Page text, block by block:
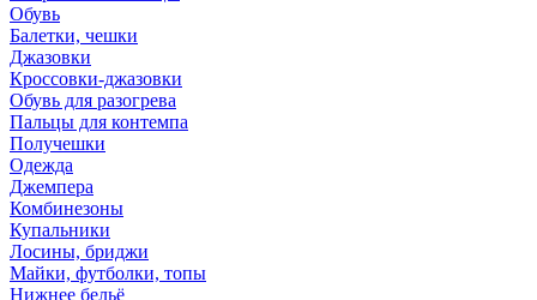
Обувь
Балетки, чешки
Джазовки
Кроссовки-джазовки
Обувь для разогрева
Пальцы для контемпа
Получешки
Одежда
Джемпера
Комбинезоны
Купальники
Лосины, бриджи
Майки, футболки, топы
Нижнее бельё